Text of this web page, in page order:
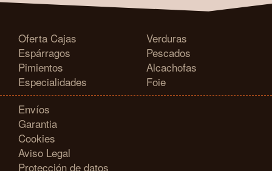
Oferta Cajas
Espárragos
Pimientos
Especialidades
Verduras
Pescados
Alcachofas
Foie
Envíos
Garantia
Cookies
Aviso Legal
Protección de datos